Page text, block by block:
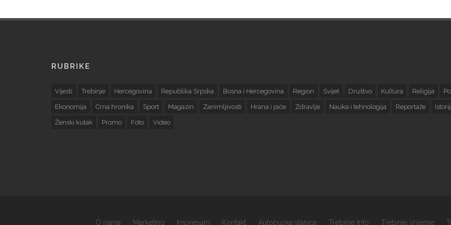
RUBRIKE
Vijesti Trebinje Hercegovina Republika Srpska Bosna i Hercegovina Region Svijet Društvo Kultura Religija
Ekonomija Crna hronika Sport Magazin Zanimljivosti Hrana i piće Zdravlje Nauka i tehnologija Reportaže
Ženski kutak Promo Foto Video
O nama Marketing Impresum Kontakt Autobuska stanica Trebinje Info Trebinje Vrijeme